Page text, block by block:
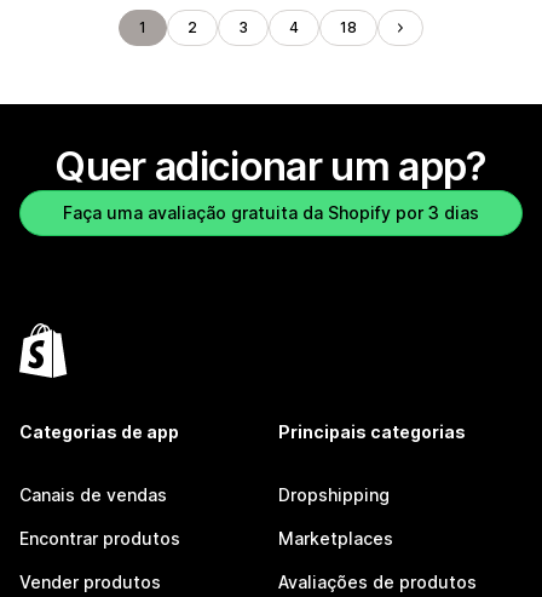
1 2 3 4 18
Quer adicionar um app?
Faça uma avaliação gratuita da Shopify por 3 dias
Categorias de app
Canais de vendas
Encontrar produtos
Vender produtos
Principais categorias
Dropshipping
Marketplaces
Avaliações de produtos